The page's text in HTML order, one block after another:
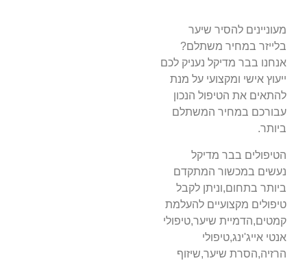
מעוניינים להסיר שיער
בלייזר במחיר משתלם?
אנחנו בבר מדיקל נעניק לכם
ייעוץ אישי ומקצועי על מנת
להתאים את הטיפול הנכון
עבורכם במחיר המשתלם
ביותר.
הטיפולים בבר מדיקל
נעשים במכשור המתקדם
ביותר בתחום,וניתן לקבל
טיפולים מקצועיים להעלמת
קמטים,הדמיית שיער,טיפולי
אנטי אייג'ינג,טיפולי
הרזיה,הסרת שיער,שיזוף